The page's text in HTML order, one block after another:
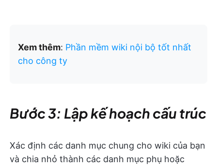
Xem thêm: Phần mềm wiki nội bộ tốt nhất
cho công ty
Bước 3: Lập kế hoạch cấu trúc
Xác định các danh mục chung cho wiki của bạn
và chia nhỏ thành các danh mục phụ hoặc